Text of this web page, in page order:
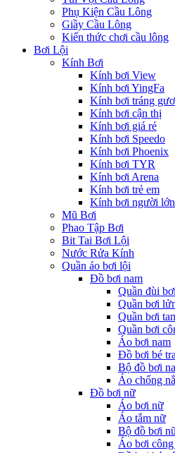
Phụ Kiện Cầu Lông
Giầy Cầu Lông
Kiến thức chơi cầu lông
Bơi Lội
Kính Bơi
Kính bơi View
Kính bơi YingFa
Kính bơi tráng
Kính bơi cận thị
Kính bơi giá rẻ
Kính bơi Speedo
Kính bơi Phoenix
Kính bơi TYR
Kính bơi Arena
Kính bơi trẻ em
Kính bơi người lớn
Mũ Bơi
Phao Tập Bơi
Bit Tai Bơi Lội
Nước Rửa Kính
Quần áo bơi lội
Đồ bơi nam
Quần đùi bơi
Quần bơi
Quần bơi
Quần bơi
Áo bơi nam
Đồ bơi bé
Bộ đồ bơi
Áo chống
Đồ bơi nữ
Áo bơi nữ
Áo tắm nữ
Bộ đồ bơi
Áo bơi công